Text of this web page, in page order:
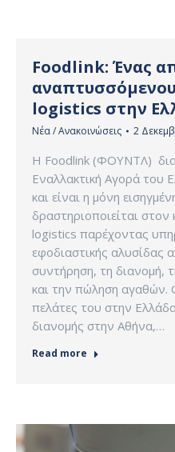
Foodlink: Ένας
logistics στην
Νέα / Ανακοινώσεις 2
Η Foodlink (ΦΟΥΝΤΛ)
Εναλλακτική Αγορά του
και είναι η μόνη
δραστηριοποιείται
logistics παρέχοντας
εφοδιαστικής αλυσίδας
συντήρηση, τη διανομή,
και την πώληση αγαθών.
πελάτες του στην
διανομής στην Αθήνα,…
Read more